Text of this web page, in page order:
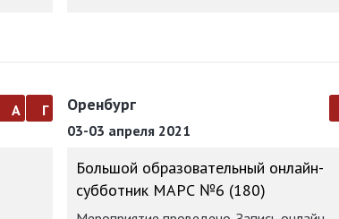
а г Оренбург
03-03 апреля 2021
Большой образовательный онлайн-
субботник МАРС №6 (180)